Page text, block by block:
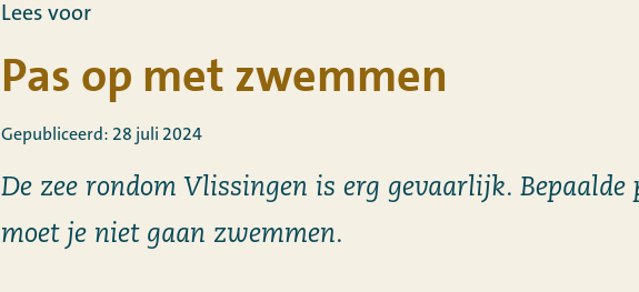
naar
Lees voor
Pas op met zwemmen
Gepubliceerd: 28 juli 2024
De zee rondom Vlissingen is erg gevaarlijk. Bepaalde
moet je niet gaan zwemmen.